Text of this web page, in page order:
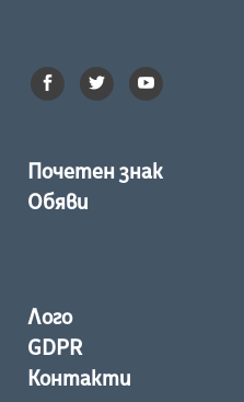
Почетен знак
Обяви
Лого
GDPR
Контакти